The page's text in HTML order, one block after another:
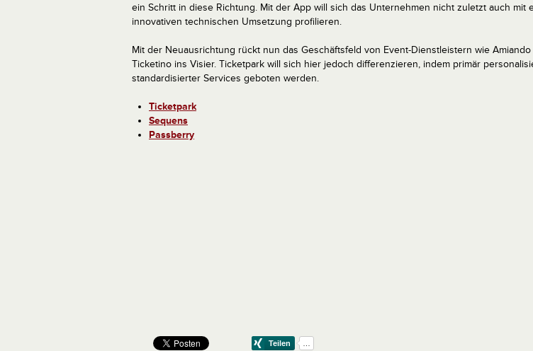
ein Schritt in diese Richtung. Mit der App will sich das Unternehmen nicht zuletzt auch mit
innovativen technischen Umsetzung profilieren.
Mit der Neuausrichtung rückt nun das Geschäftsfeld von Event-Dienstleistern wie Amiando
Ticketino ins Visier. Ticketpark will sich hier jedoch differenzieren, indem primär
standardisierter Services geboten werden.
Ticketpark
Sequens
Passberry